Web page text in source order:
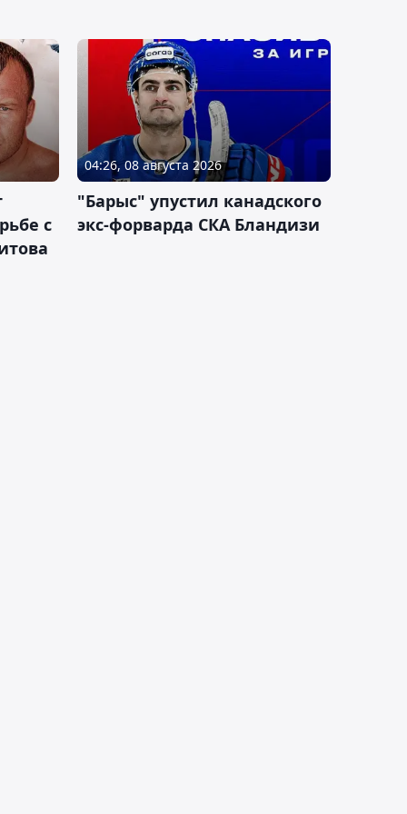
с
04:26, 08 августа 2026
"Барыс" упустил канадского
экс-форварда СКА Бландизи